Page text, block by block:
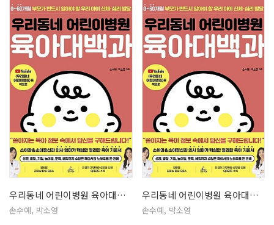
우리동네 어린이병원 육아대백과
손수예, 박소영
우리동네 어린이병원 육아대백과
손수예, 박소영